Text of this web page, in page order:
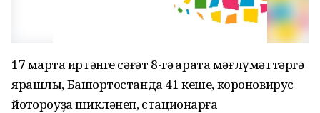
17 мартҡа иртәнге сәғәт 8-гә ҡарата мәғлүмәттәргә
ярашлы, Башҡортостанда 41 кеше, короновирус
йоҡтороуҙа шикләнеп, стационарға